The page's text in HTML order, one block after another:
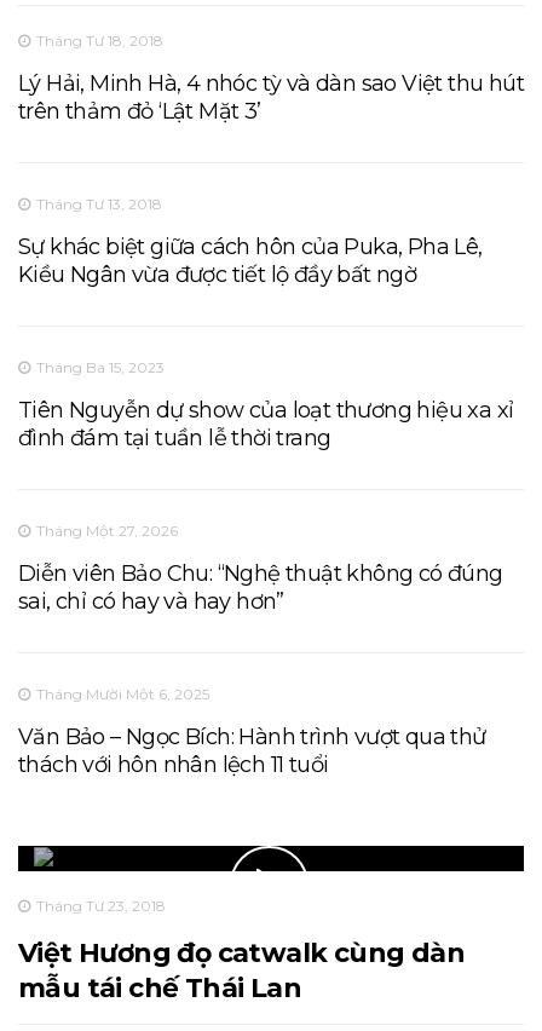
Tháng Tư 18, 2018
Lý Hải, Minh Hà, 4 nhóc tỳ và dàn sao Việt thu hút
trên thảm đỏ ‘Lật Mặt 3’
Tháng Tư 13, 2018
Sự khác biệt giữa cách hôn của Puka, Pha Lê,
Kiều Ngân vừa được tiết lộ đầy bất ngờ
Tháng Ba 15, 2023
Tiên Nguyễn dự show của loạt thương hiệu xa xỉ
đình đám tại tuần lễ thời trang
Tháng Một 27, 2026
Diễn viên Bảo Chu: “Nghệ thuật không có đúng
sai, chỉ có hay và hay hơn”
Tháng Mười Một 6, 2025
Văn Bảo – Ngọc Bích: Hành trình vượt qua thử
thách với hôn nhân lệch 11 tuổi
Tháng Tư 23, 2018
Việt Hương đọ catwalk cùng dàn
mẫu tái chế Thái Lan